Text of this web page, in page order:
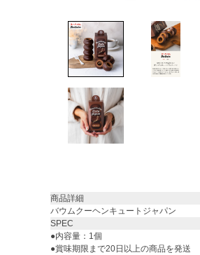
商品詳細
バウムクーヘンキュートジャパン
SPEC
●内容量：1個
●賞味期限まで20日以上の商品を発送